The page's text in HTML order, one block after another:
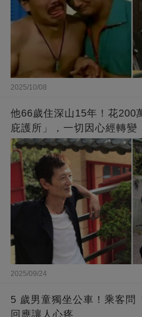
2025/10/08
他66歲住深山15年！花200
庇護所」，一切因心經轉變
2025/09/24
5 歲男童獨坐公車！乘客問
回應讓人心疼